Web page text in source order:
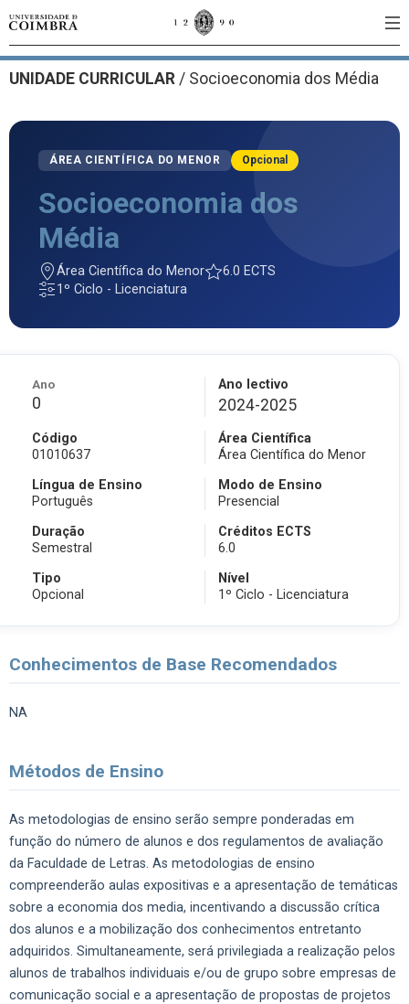
UNIDADE CURRICULAR / Socioeconomia dos Média
ÁREA CIENTÍFICA DO MENOR Opcional
Socioeconomia dos
Média
Área Científica do Menor
6.0 ECTS
1º Ciclo - Licenciatura
Ano
0
Ano lectivo
2024-2025
Código
01010637
Área Científica
Área Científica do Menor
Língua de Ensino
Português
Modo de Ensino
Presencial
Duração
Semestral
Créditos ECTS
6.0
Tipo
Opcional
Nível
1º Ciclo - Licenciatura
Conhecimentos de Base Recomendados
NA
Métodos de Ensino
As metodologias de ensino serão sempre ponderadas em
função do número de alunos e dos regulamentos de avaliação
da Faculdade de Letras. As metodologias de ensino
compreenderão aulas expositivas e a apresentação de temáticas
sobre a economia dos media, incentivando a discussão crítica
dos alunos e a mobilização dos conhecimentos entretanto
adquiridos. Simultaneamente, será privilegiada a realização pelos
alunos de trabalhos individuais e/ou de grupo sobre empresas de
comunicação social e a apresentação de propostas de projetos